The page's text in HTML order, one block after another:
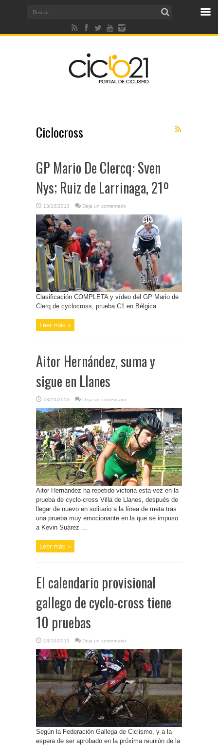
Ciclocross
GP Mario De Clercq: Sven
Nys; Ruiz de Larrinaga, 21º
13/10/2013 Deja un comentario
Clasificación COMPLETA y vídeo del GP Mario de
Clerq de cyclocross, prueba C1 en Bélgica
Leer más »
Aitor Hernández, suma y
sigue en Llanes
13/10/2013 Deja un comentario
Aitor Hernández ha repetido victoria esta vez en la
prueba de cyclo-cross Villa de Llanes, después de
llegar de nuevo en solitario a la línea de meta tras
una prueba muy emocionante en la que se impuso
a Kevin Suárez ...
Leer más »
El calendario provisional
gallego de cyclo-cross tiene
10 pruebas
13/10/2013 Deja un comentario
Según la Federación Gallega de Ciclismo, y a la
espera de ser aprobado en la próxima reunión de la